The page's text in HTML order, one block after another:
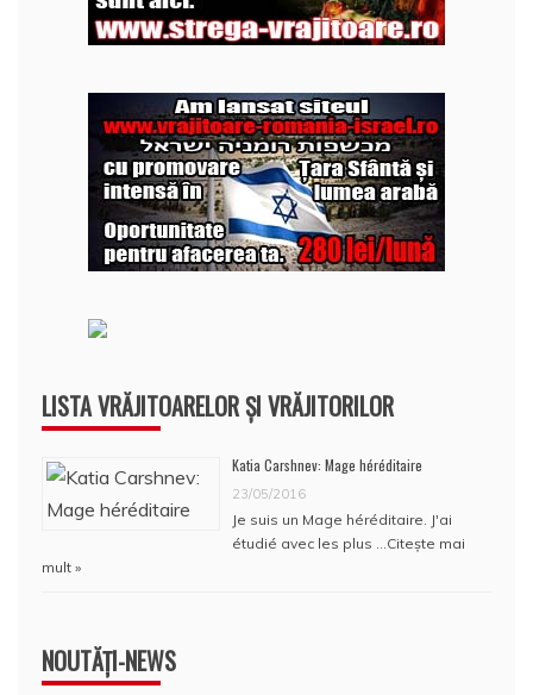
LISTA VRĂJITOARELOR ȘI VRĂJITORILOR
Katia Carshnev: Mage héréditaire
23/05/2016
Je suis un Mage héréditaire. J'ai
étudié avec les plus … Citește mai
mult »
NOUTĂȚI-NEWS